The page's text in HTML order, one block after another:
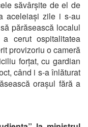
săvârșite de el de
aceleiași zile i s-au
părăsească localul
cerut ospitalitatea
provizoriu o cameră
forțat, cu gardian
când i s-a înlăturat
orașul fără a